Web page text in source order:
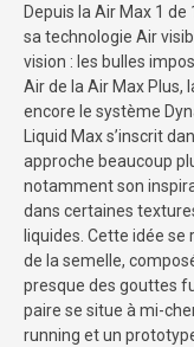
Depuis la Air Max 1
sa technologie Air
vision : les bulles
Air de la Air Max Plus,
encore le système
Liquid Max s’inscrit
approche beaucoup
notamment son
dans certaines
liquides. Cette idée
de la semelle,
presque des gouttes
paire se situe à mi-
running et un